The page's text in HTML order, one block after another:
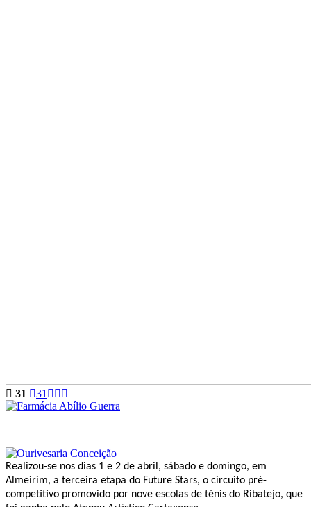
31 31
Realizou-se nos dias 1 e 2 de abril, sábado e domingo, em
Almeirim, a terceira etapa do Future Stars, o circuito pré-
competitivo promovido por nove escolas de ténis do Ribatejo, que